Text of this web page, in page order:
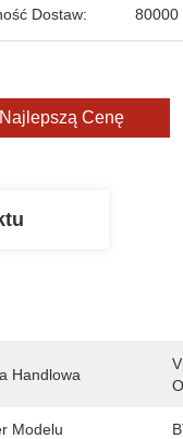
Dostaw: 80000
Cenę
Handlowa
Modelu